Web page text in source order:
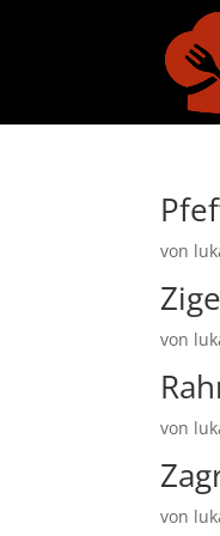
von
von
von
von